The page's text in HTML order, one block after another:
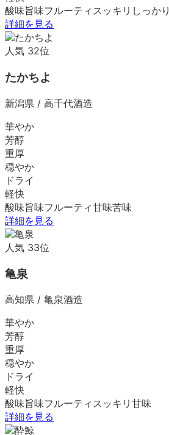
酸味旨味フルーティ スッキリ しっかり
詳細を見る
人気 32位
たかちよ
新潟県 / 高千代酒造
華やか
芳醇
重厚
穏やか
ドライ
軽快
酸味旨味フルーティ甘味苦味
詳細を見る
人気 33位
亀泉
高知県 / 亀泉酒造
華やか
芳醇
重厚
穏やか
ドライ
軽快
酸味旨味フルーティ スッキリ 甘味
詳細を見る